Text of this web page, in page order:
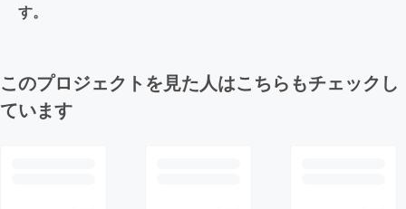
す。
このプロジェクトを見た人はこちらもチェックし
ています